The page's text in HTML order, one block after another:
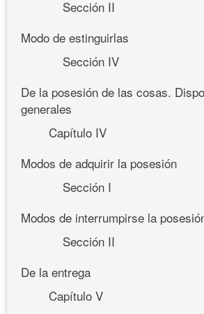
Sección II
Modo de estinguirlas
Sección IV
De la posesión de las cosas.
generales
Capítulo IV
Modos de adquirir la posesión
Sección I
Modos de interrumpirse la
Sección II
De la entrega
Capítulo V